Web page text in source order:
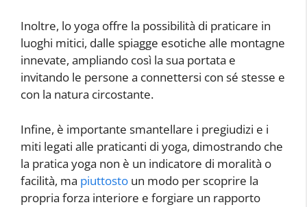
Inoltre, lo yoga offre la possibilità di praticare in
luoghi mitici, dalle spiagge esotiche alle montagne
innevate, ampliando così la sua portata e
invitando le persone a connettersi con sé stesse e
con la natura circostante.
Infine, è importante smantellare i pregiudizi e i
miti legati alle praticanti di yoga, dimostrando che
la pratica yoga non è un indicatore di moralità o
facilità, ma piuttosto un modo per scoprire la
propria forza interiore e forgiare un rapporto